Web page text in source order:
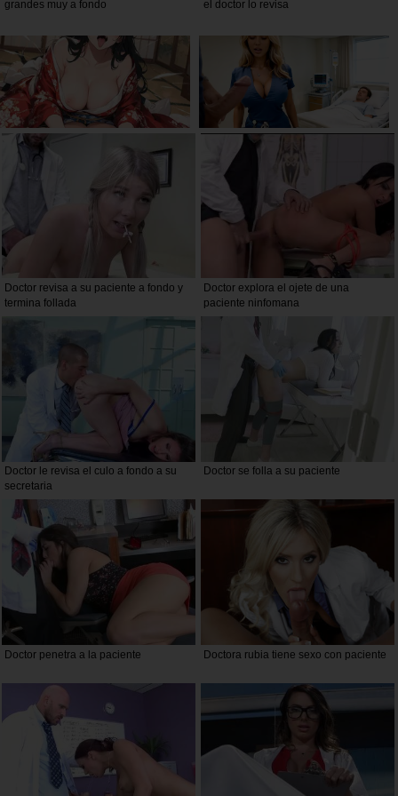
grandes muy a fondo
el doctor lo revisa
Doctor revisa a su paciente a fondo y
termina follada
Doctor explora el ojete de una
paciente ninfomana
Doctor le revisa el culo a fondo a su
secretaria
Doctor se folla a su paciente
Doctor penetra a la paciente Doctora rubia tiene sexo con paciente